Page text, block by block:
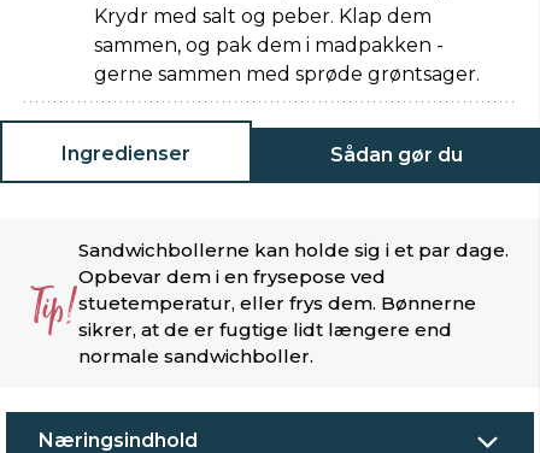
Krydr med salt og peber. Klap dem
sammen, og pak dem i madpakken -
gerne sammen med sprøde grøntsager.
Ingredienser Sådan gør du
Tip!
Sandwichbollerne kan holde sig i et par dage.
Opbevar dem i en frysepose ved
stuetemperatur, eller frys dem. Bønnerne
sikrer, at de er fugtige lidt længere end
normale sandwichboller.
Næringsindhold